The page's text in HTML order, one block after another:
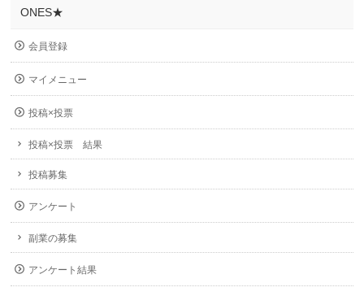
ONES★
会員登録
マイメニュー
投稿×投票
投稿×投票 結果
投稿募集
アンケート
副業の募集
アンケート結果